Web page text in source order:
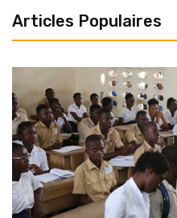
Articles Populaires